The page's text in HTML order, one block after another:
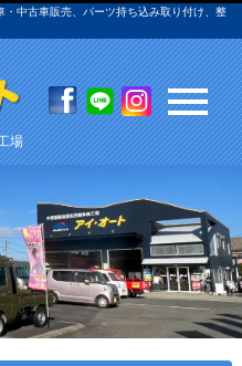
中古車販売、パーツ持ち込み取り付け、整
場